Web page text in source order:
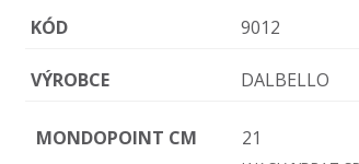
KÓD 9012
VÝROBCE DALBELLO
MONDOPOINT CM 21